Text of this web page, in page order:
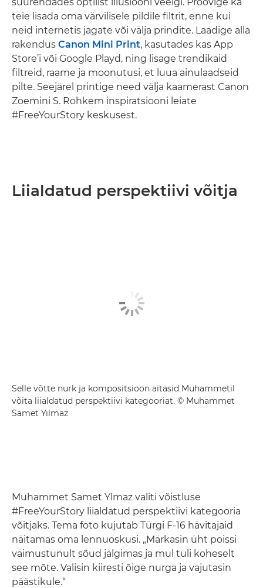
teie lisada oma värvilisele pildile filtrit, enne kui
neid internetis jagate või välja prindite. Laadige alla
rakendus Canon Mini Print, kasutades kas App
Store’i või Google Playd, ning lisage trendikaid
filtreid, raame ja moonutusi, et luua ainulaadseid
pilte. Seejärel printige need välja kaamerast Canon
Zoemini S. Rohkem inspiratsiooni leiate
#FreeYourStory keskusest.
Liialdatud perspektiivi võitja
Selle võtte nurk ja kompositsioon aitasid Muhammetil
võita liialdatud perspektiivi kategooriat. © Muhammet
Samet Yılmaz
Muhammet Samet Ylmaz valiti võistluse
#FreeYourStory liialdatud perspektiivi kategooria
võitjaks. Tema foto kujutab Türgi F-16 hävitajaid
näitamas oma lennuoskusi. „Märkasin üht poissi
vaimustunult sõud jälgimas ja mul tuli koheselt
see mõte. Valisin kiiresti õige nurga ja vajutasin
päästikule.“